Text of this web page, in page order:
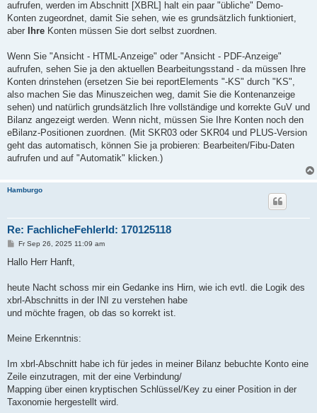
aufrufen, werden im Abschnitt [XBRL] halt ein paar "übliche" Demo-
Konten zugeordnet, damit Sie sehen, wie es grundsätzlich funktioniert,
aber
Ihre Konten müssen Sie dort selbst zuordnen.
Wenn Sie "Ansicht - HTML-Anzeige" oder "Ansicht - PDF-Anzeige"
aufrufen, sehen Sie ja den aktuellen Bearbeitungsstand - da müssen Ihre
Konten drinstehen (ersetzen Sie bei reportElements "-KS" durch "KS",
also machen Sie das Minuszeichen weg, damit Sie die Kontenanzeige
sehen) und natürlich grundsätzlich Ihre vollständige und korrekte GuV und
Bilanz angezeigt werden. Wenn nicht, müssen Sie Ihre Konten noch den
eBilanz-Positionen zuordnen. (Mit SKR03 oder SKR04 und PLUS-Version
geht das automatisch, können Sie ja probieren: Bearbeiten/Fibu-Daten
aufrufen und auf "Automatik" klicken.)
Hamburgo
Re: FachlicheFehlerId: 170125118
B
i
a
Fr Sep 26, 2025 11:09 am
Hallo Herr Hanft,
heute Nacht schoss mir ein Gedanke ins Hirn, wie ich evtl. die Logik des
xbrl-Abschnitts in der INI zu verstehen habe
und möchte fragen, ob das so korrekt ist.
Meine Erkenntnis:
Im xbrl-Abschnitt habe ich für jedes in meiner Bilanz bebuchte Konto eine
Zeile einzutragen, mit der eine Verbindung/
Mapping über einen kryptischen Schlüssel/Key zu einer Position in der
Taxonomie hergestellt wird.